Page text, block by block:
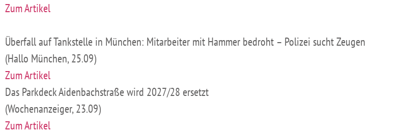
Zum Artikel
Überfall auf Tankstelle in München: Mitarbeiter mit Hammer bedroht – Polizei sucht Zeugen
(Hallo München, 25.09)
Zum Artikel
Das Parkdeck Aidenbachstraße wird 2027/28 ersetzt
(Wochenanzeiger, 23.09)
Zum Artikel